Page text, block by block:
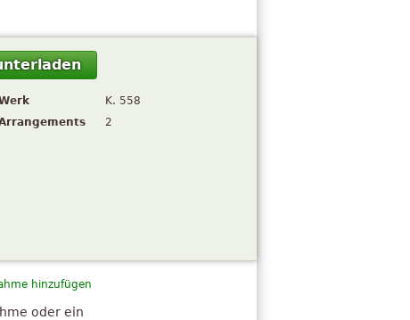
K. 558
2
hinzufügen
oder ein